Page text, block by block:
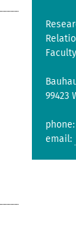
99423
email: